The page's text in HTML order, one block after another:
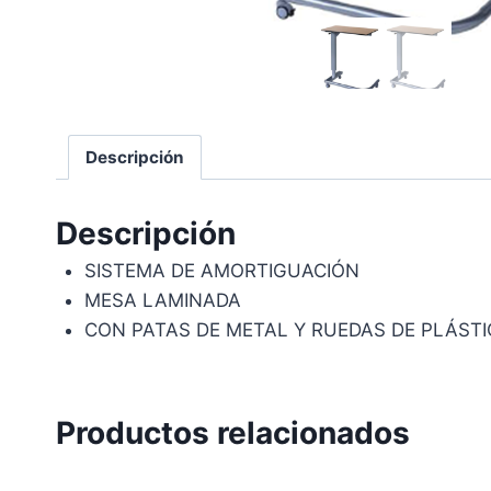
Descripción
Descripción
SISTEMA DE AMORTIGUACIÓN
MESA LAMINADA
CON PATAS DE METAL Y RUEDAS DE
Productos relacionados